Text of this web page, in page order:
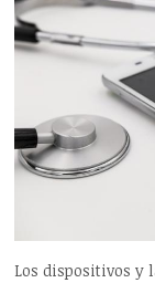
Los dispositivos y